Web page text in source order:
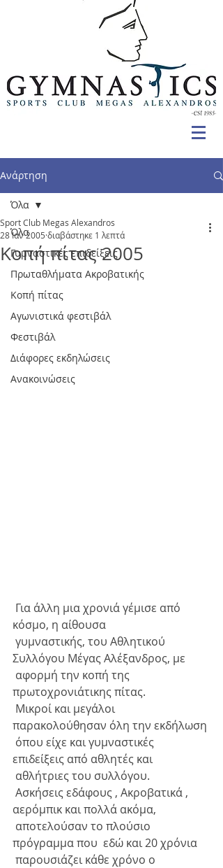
Ανάρτηση
Όλα
Γυμναστικές επιδείξεις
Πρωταθλήματα Ακροβατικής
Κοπή πίτας
Αγωνιστικά φεστιβάλ
Φεστιβάλ
Διάφορες εκδηλώσεις
Ανακοινώσεις
Όλα
Κοπή πίτας 2005
Sport Club Megas Alexandros
28 Ιαν 2005 διαβάστηκε 1 λεπτά
κόσμο, η αίθουσα
Συλλόγου Μέγας Αλέξανδρος, με
πρωτοχρονιάτικης πίτας.
παρακολούθησαν όλη την εκδήλωση
επιδείξεις από αθλητές και
αθλήτριες του συλλόγου.
αερόμπικ και πολλά ακόμα,
πρόγραμμα που  εδώ και 20 χρόνια